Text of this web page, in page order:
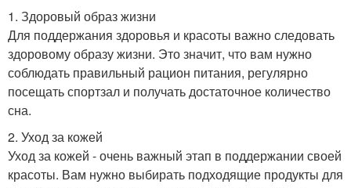
1. Здоровый образ жизни
Для поддержания здоровья и красоты важно следовать
здоровому образу жизни. Это значит, что вам нужно
соблюдать правильный рацион питания, регулярно
посещать спортзал и получать достаточное количество
сна.
2. Уход за кожей
Уход за кожей - очень важный этап в поддержании своей
красоты. Вам нужно выбирать подходящие продукты для